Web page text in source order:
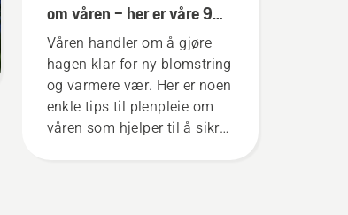
om våren – her er våre 9
tips
Våren handler om å gjøre
hagen klar for ny blomstring
og varmere vær. Her er noen
enkle tips til plenpleie om
våren som hjelper til å sikre